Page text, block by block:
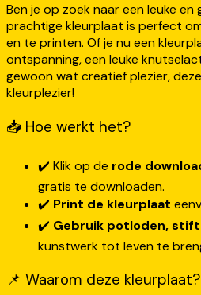
Ben je op zoek naar een leuke
prachtige kleurplaat is perfect
en te printen. Of je nu een
ontspanning, een leuke
gewoon wat creatief plezier,
kleurplezier!
📥 Hoe werkt het?
✔️ Klik op de rode
gratis te downloaden.
✔️ Print de kleurplaat
✔️ Gebruik potloden,
kunstwerk tot leven te
📌 Waarom deze kleurplaat?